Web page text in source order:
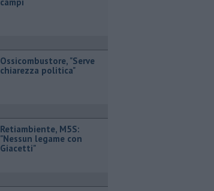
Ossicombustore, "Serve
chiarezza politica"
Retiambiente, M5S:
"Nessun legame con
Giacetti"